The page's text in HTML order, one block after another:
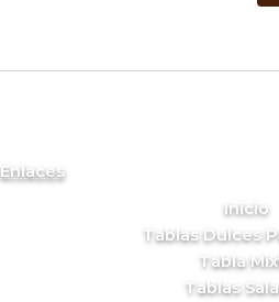
Enlaces
Inicio
Tablas Dulces
Tabla
Tablas